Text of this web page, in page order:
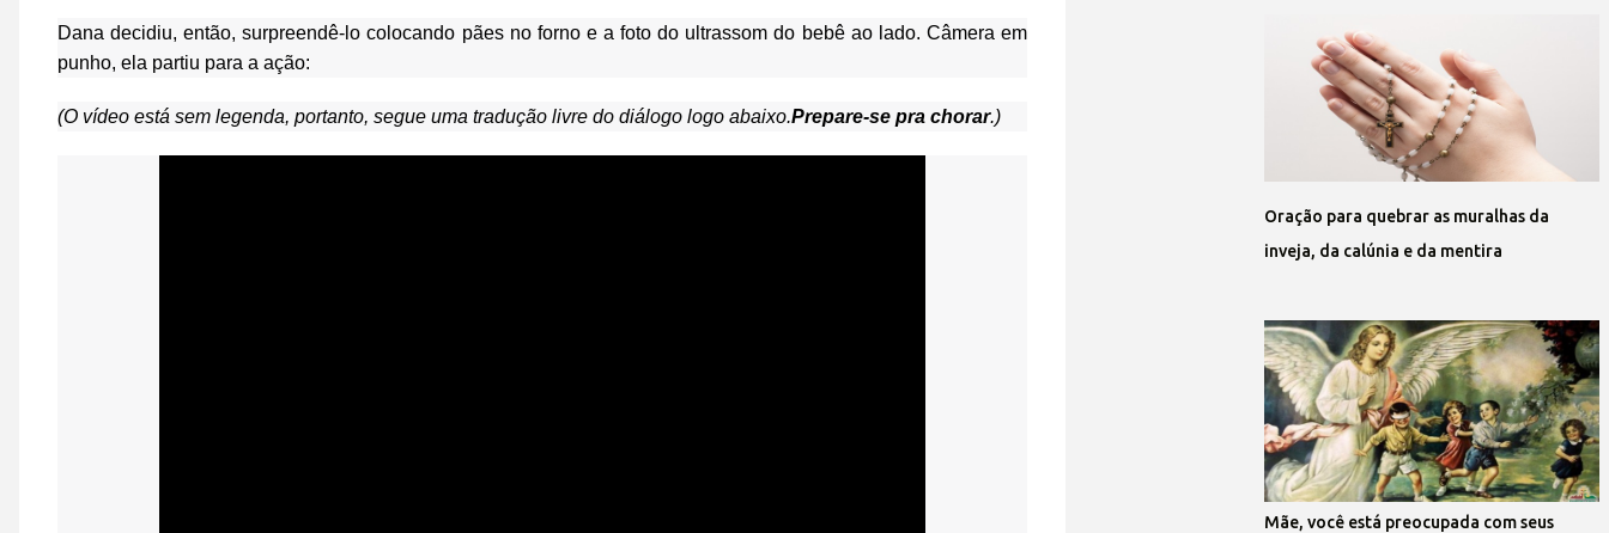
Dana decidiu, então, surpreendê-lo colocando pães no forno e a foto do ultrassom do bebê ao lado. Câmera em
punho, ela partiu para a ação:
(O vídeo está sem legenda, portanto, segue uma tradução livre do diálogo logo abaixo.Prepare-se pra chorar.)
Oração para quebrar as muralhas da
inveja, da calúnia e da mentira
Mãe, você está preocupada com seus